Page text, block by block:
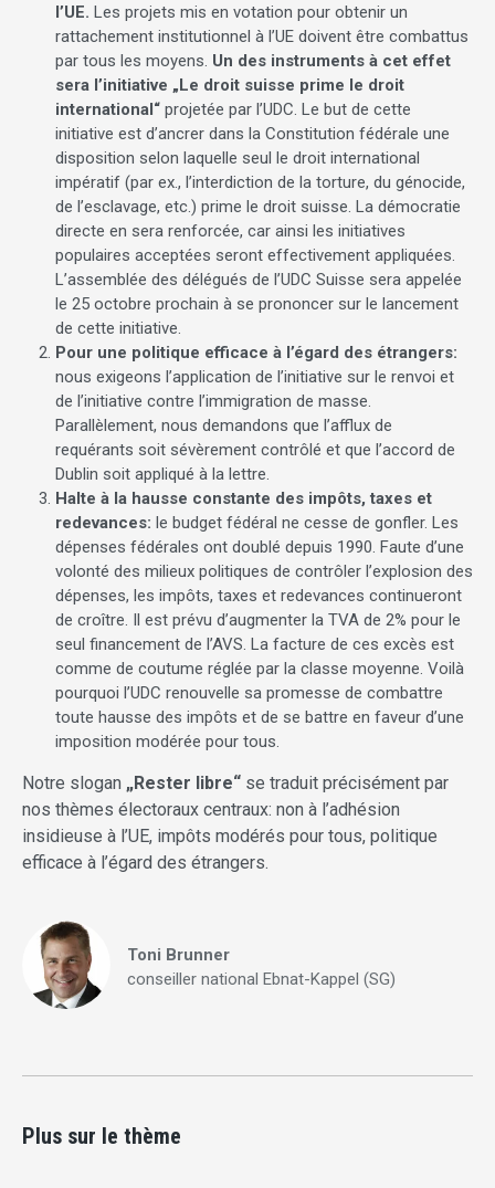
l’UE. Les projets mis en votation pour obtenir un
rattachement institutionnel à l’UE doivent être combattus
par tous les moyens. Un des instruments à cet effet
sera l’initiative „Le droit suisse prime le droit
international“ projetée par l’UDC. Le but de cette
initiative est d’ancrer dans la Constitution fédérale une
disposition selon laquelle seul le droit international
impératif (par ex., l’interdiction de la torture, du génocide,
de l’esclavage, etc.) prime le droit suisse. La démocratie
directe en sera renforcée, car ainsi les initiatives
populaires acceptées seront effectivement appliquées.
L’assemblée des délégués de l’UDC Suisse sera appelée
le 25 octobre prochain à se prononcer sur le lancement
de cette initiative.
Pour une politique efficace à l’égard des étrangers:
nous exigeons l’application de l’initiative sur le renvoi et
de l’initiative contre l’immigration de masse.
Parallèlement, nous demandons que l’afflux de
requérants soit sévèrement contrôlé et que l’accord de
Dublin soit appliqué à la lettre.
Halte à la hausse constante des impôts, taxes et
redevances: le budget fédéral ne cesse de gonfler. Les
dépenses fédérales ont doublé depuis 1990. Faute d’une
volonté des milieux politiques de contrôler l’explosion des
dépenses, les impôts, taxes et redevances continueront
de croître. Il est prévu d’augmenter la TVA de 2% pour le
seul financement de l’AVS. La facture de ces excès est
comme de coutume réglée par la classe moyenne. Voilà
pourquoi l’UDC renouvelle sa promesse de combattre
toute hausse des impôts et de se battre en faveur d’une
imposition modérée pour tous.
Notre slogan „Rester libre“ se traduit précisément par
nos thèmes électoraux centraux: non à l’adhésion
insidieuse à l’UE, impôts modérés pour tous, politique
efficace à l’égard des étrangers.
Toni Brunner
conseiller national Ebnat-Kappel (SG)
Plus sur le thème